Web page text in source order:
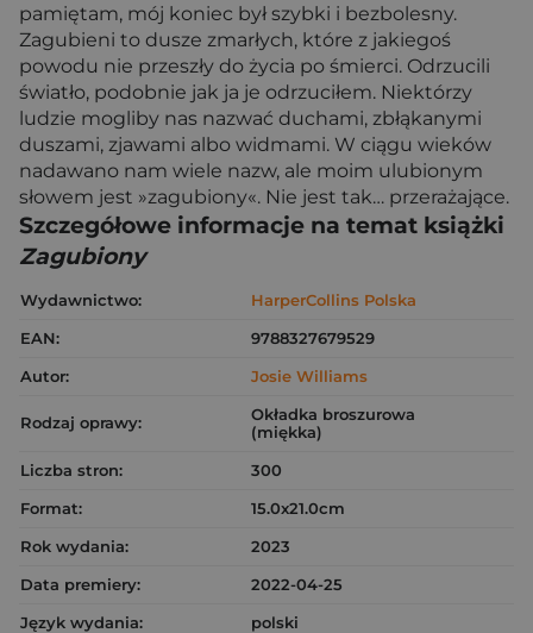
pamiętam, mój koniec był szybki i bezbolesny.
Zagubieni to dusze zmarłych, które z jakiegoś
powodu nie przeszły do życia po śmierci. Odrzucili
światło, podobnie jak ja je odrzuciłem. Niektórzy
ludzie mogliby nas nazwać duchami, zbłąkanymi
duszami, zjawami albo widmami. W ciągu wieków
nadawano nam wiele nazw, ale moim ulubionym
słowem jest »zagubiony«. Nie jest tak… przerażające.
Szczegółowe informacje na temat książki
Zagubiony
Wydawnictwo:
HarperCollins Polska
EAN:
9788327679529
Autor:
Josie Williams
Rodzaj oprawy:
Okładka broszurowa
(miękka)
Liczba stron:
300
Format:
15.0x21.0cm
Rok wydania:
2023
Data premiery:
2022-04-25
Język wydania:
polski